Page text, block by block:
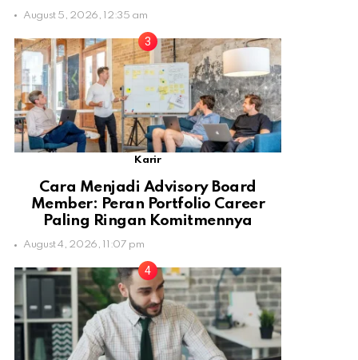
August 5, 2026, 12:35 am
Karir
Cara Menjadi Advisory Board
Member: Peran Portfolio Career
Paling Ringan Komitmennya
August 4, 2026, 11:07 pm